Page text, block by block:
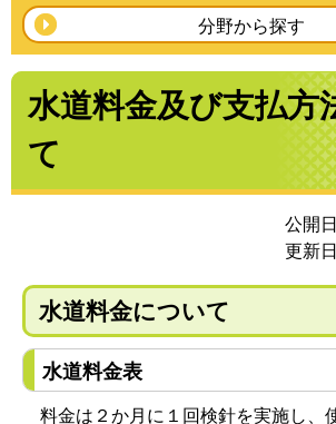
分野から探す
水道料金及び支払方
て
公開
更新
水道料金について
水道料金表
料金は２か月に１回検針を実施し、